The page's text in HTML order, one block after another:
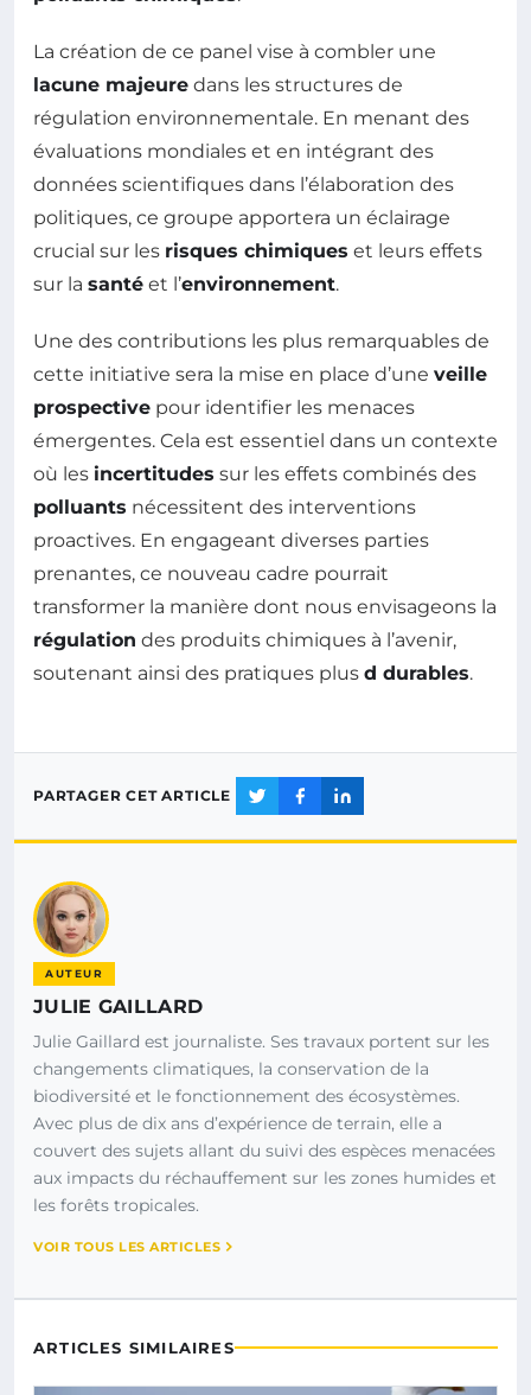
La création de ce panel vise à combler une
lacune majeure dans les structures de
régulation environnementale. En menant des
évaluations mondiales et en intégrant des
données scientifiques dans l’élaboration des
politiques, ce groupe apportera un éclairage
crucial sur les risques chimiques et leurs effets
sur la santé et l’environnement.
Une des contributions les plus remarquables de
cette initiative sera la mise en place d’une veille
prospective pour identifier les menaces
émergentes. Cela est essentiel dans un contexte
où les incertitudes sur les effets combinés des
polluants nécessitent des interventions
proactives. En engageant diverses parties
prenantes, ce nouveau cadre pourrait
transformer la manière dont nous envisageons la
régulation des produits chimiques à l’avenir,
soutenant ainsi des pratiques plus d durables.
PARTAGER CET ARTICLE
AUTEUR
JULIE GAILLARD
Julie Gaillard est journaliste. Ses travaux portent sur les
changements climatiques, la conservation de la
biodiversité et le fonctionnement des écosystèmes.
Avec plus de dix ans d’expérience de terrain, elle a
couvert des sujets allant du suivi des espèces menacées
aux impacts du réchauffement sur les zones humides et
les forêts tropicales.
VOIR TOUS LES ARTICLES
ARTICLES SIMILAIRES